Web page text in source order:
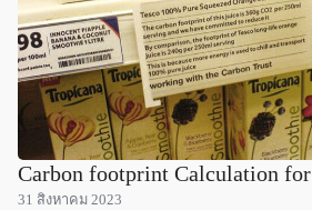
Carbon footprint Calculation
31 สิงหาคม 2023